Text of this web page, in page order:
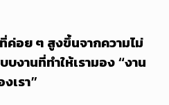
ค่อย ๆ สูงขึ้นจากความไม่
บงานที่ทำให้เรามอง “งาน
เรา”